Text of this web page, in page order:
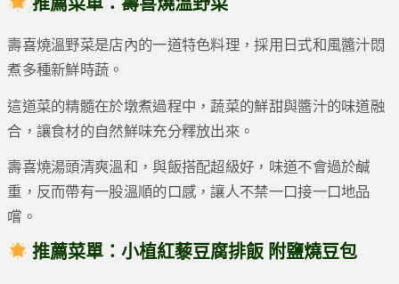
壽喜燒溫野菜是店內的一道特色料理，採用日式和風醬汁悶
煮多種新鮮時蔬。
這道菜的精髓在於墩煮過程中，蔬菜的鮮甜與醬汁的味道融
合，讓食材的自然鮮味充分釋放出來。
壽喜燒湯頭清爽溫和，與飯搭配超級好，味道不會過於鹹
重，反而帶有一股溫順的口感，讓人不禁一口接一口地品
嚐。
推薦菜單：小植紅藜豆腐排飯 附鹽燒豆包